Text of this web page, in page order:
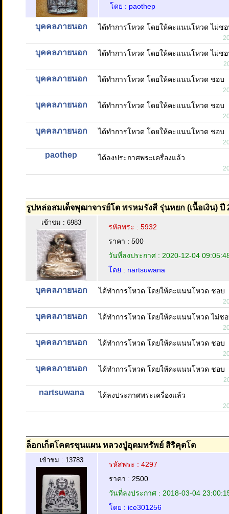
โดย : paothep
บุคคลภายนอก ได้ทำการโหวด โดยให้คะแนนโหวด ไม่ช
บุคคลภายนอก ได้ทำการโหวด โดยให้คะแนนโหวด ไม่ช
บุคคลภายนอก ได้ทำการโหวด โดยให้คะแนนโหวด ชอบ
บุคคลภายนอก ได้ทำการโหวด โดยให้คะแนนโหวด ชอบ
บุคคลภายนอก ได้ทำการโหวด โดยให้คะแนนโหวด ชอบ
paothep ได้ลงประกาศพระเครื่องแล้ว
รูปหล่อสมเด็จพุฒาจารย์โต พรหมรังสี รุ่นหยก (เนื้อเงิน) ปี
เข้าชม : 6983
รหัสพระ : 5932
ราคา : 500
วันที่ลงประกาศ : 2020-12-04
โดย : nartsuwana
บุคคลภายนอก ได้ทำการโหวด โดยให้คะแนนโหวด ชอบ
บุคคลภายนอก ได้ทำการโหวด โดยให้คะแนนโหวด ไม่ช
บุคคลภายนอก ได้ทำการโหวด โดยให้คะแนนโหวด ชอบ
บุคคลภายนอก ได้ทำการโหวด โดยให้คะแนนโหวด ชอบ
nartsuwana ได้ลงประกาศพระเครื่องแล้ว
ล็อกเก็ตโคตรขุนแผน หลวงปู่อุดมทรัพย์ สิริคุตโต
เข้าชม : 13783
รหัสพระ : 4297
ราคา : 2500
วันที่ลงประกาศ : 2018-03-04
โดย : ice301256